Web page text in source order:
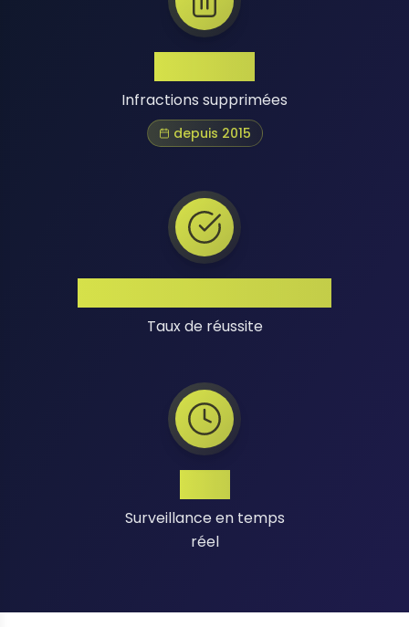
Infractions supprimées
depuis 2015
Taux de réussite
Surveillance en temps
réel